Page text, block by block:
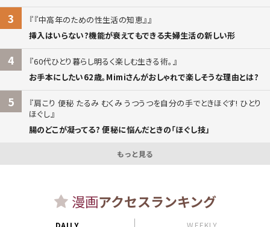
3
『中高年のための性生活の知恵』
挿入はいらない?機能が衰えてもできる夫婦生活の新しい形
4
60代ひとり暮らし明るく楽しむ生きる術。
お手本にしたい62歳。Mimiさんがおしゃれで楽しそうな理由とは?
5
肩こり 便秘 たるみ むくみ うつうつを自分の手でときほぐす! ひとり
ほぐし
腸のどこが凝ってる? 便秘に悩んだときの「ほぐし技」
もっと見る
漫画アクセスランキング
DAILY WEEKLY